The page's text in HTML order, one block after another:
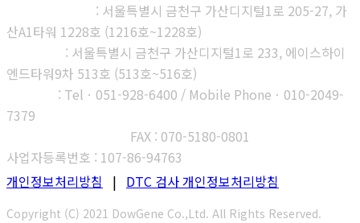
: 서울특별시 금천구 가산디지털1로 205-27, 가
산A1타워 1228호 (1216호~1228호)
: 서울특별시 금천구 가산디지털1로 233, 에이스하이
엔드타워9차 513호 (513호~516호)
: Telㆍ051-928-6400 / Mobile Phoneㆍ010-2049-
7379
FAX : 070-5180-0801
사업자등록번호 : 107-86-94763
개인정보처리방침 | DTC 검사 개인정보처리방침
Copyright (C) 2021 DowGene Co.,Ltd. All Rights Reserved.